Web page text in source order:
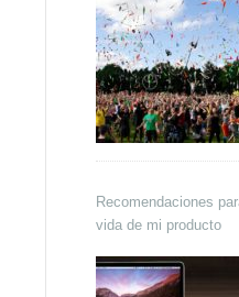
Recomendaciones
vida de mi producto